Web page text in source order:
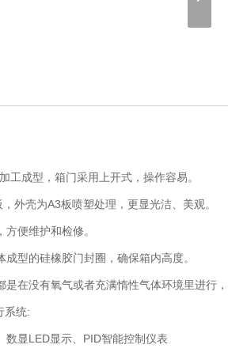
工成型，箱门采用上开式，操作容易。
，外壳为A3板喷塑处理，更显光洁、美观。
便维护和检修。
型的硅橡胶门封圈，确保箱内高度。
是在没有氧气或者充满惰性气体环境里进行
系统:
数显LED显示、PID智能控制仪表